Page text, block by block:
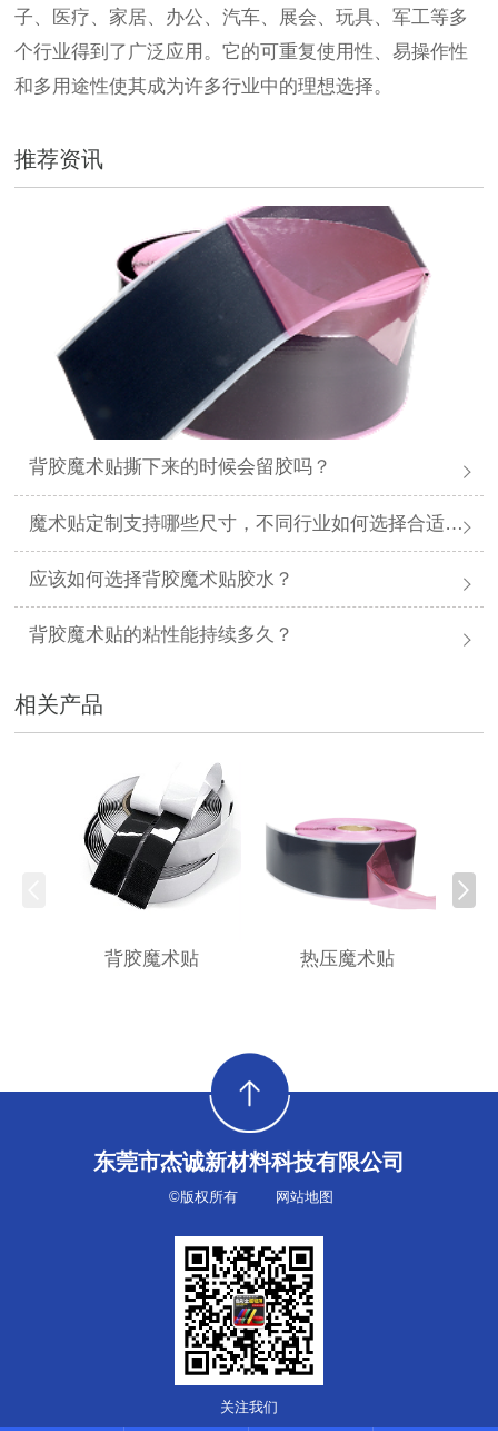
子、医疗、家居、办公、汽车、展会、玩具、军工等多
个行业得到了广泛应用。它的可重复使用性、易操作性
和多用途性使其成为许多行业中的理想选择。
推荐资讯
背胶魔术贴撕下来的时候会留胶吗？
魔术贴定制支持哪些尺寸，不同行业如何选择合适规格？
应该如何选择背胶魔术贴胶水？
背胶魔术贴的粘性能持续多久？
相关产品
背胶魔术贴 热压魔术贴
东莞市杰诚新材料科技有限公司
©版权所有 网站地图
关注我们